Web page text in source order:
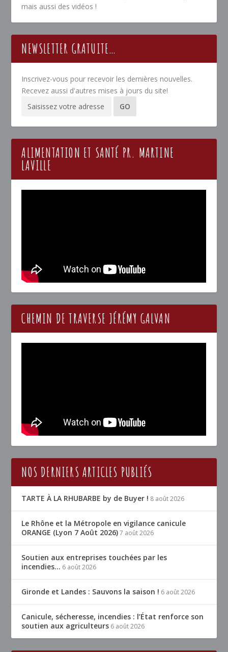
mais aussi des vidéos !
NEWSLETTER GRATUITE…
Inscrivez-vous pour recevoir les dernières nouvelles.
Recevez aussi d'autres mises à jours du site!
ALIMENTATION ET SANTÉ PR. MARTINE
LAVILLE
CHEMIN DE TRAVERSE JÉRÉMY GALVAN
NOS DERNIERS ARTICLES PUBLIÉS
TARTE À LA RHUBARBE by de Buyer ! 8 août 2026
Le Rhône et la Métropole en vigilance canicule
ORANGE (Lyon 7 Août 2026) 7 août 2026
Soutien aux entreprises touchées par les
incendies… 6 août 2026
Gironde et Landes : Sauvons la saison ! 6 août 2026
Canicule, sécheresse, incendies : l’État renforce son
soutien aux agriculteurs 6 août 2026